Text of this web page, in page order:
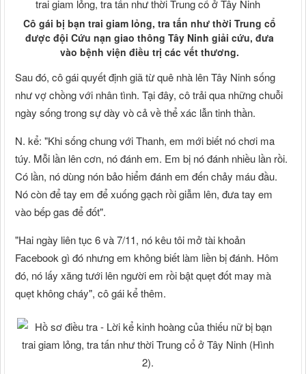
Cô gái bị bạn trai giam lỏng, tra tấn như thời Trung cổ
được đội Cứu nạn giao thông Tây Ninh giải cứu, đưa
vào bệnh viện điều trị các vết thương.
Sau đó, cô gái quyết định giã từ quê nhà lên Tây Ninh sống
như vợ chồng với nhân tình. Tại đây, cô trải qua những chuỗi
ngày sống trong sự dày vò cả về thể xác lẫn tinh thần.
N. kể: "Khi sống chung với Thanh, em mới biết nó chơi ma
túy. Mỗi lần lên cơn, nó đánh em. Em bị nó đánh nhiều lần rồi.
Có lần, nó dùng nón bảo hiểm đánh em đến chảy máu đầu.
Nó còn để tay em để xuống gạch rồi giẫm lên, đưa tay em
vào bếp gas để đốt".
"Hai ngày liên tục 6 và 7/11, nó kêu tôi mở tài khoản
Facebook gì đó nhưng em không biết làm liền bị đánh. Hôm
đó, nó lấy xăng tưới lên người em rồi bật quẹt đốt may mà
quẹt không cháy", cô gái kể thêm.